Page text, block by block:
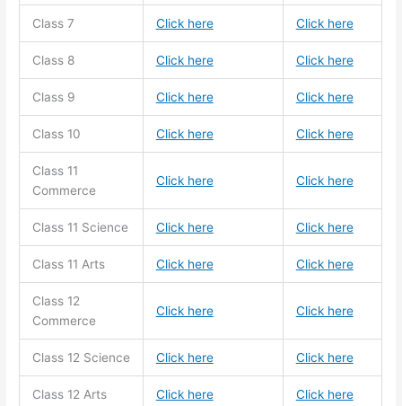
Class 7 Click here Click here
Class 8 Click here Click here
Class 9 Click here Click here
Class 10 Click here Click here
Class 11
Commerce
Click here Click here
Class 11 Science Click here Click here
Class 11 Arts Click here Click here
Class 12
Commerce
Click here Click here
Class 12 Science Click here Click here
Class 12 Arts Click here Click here